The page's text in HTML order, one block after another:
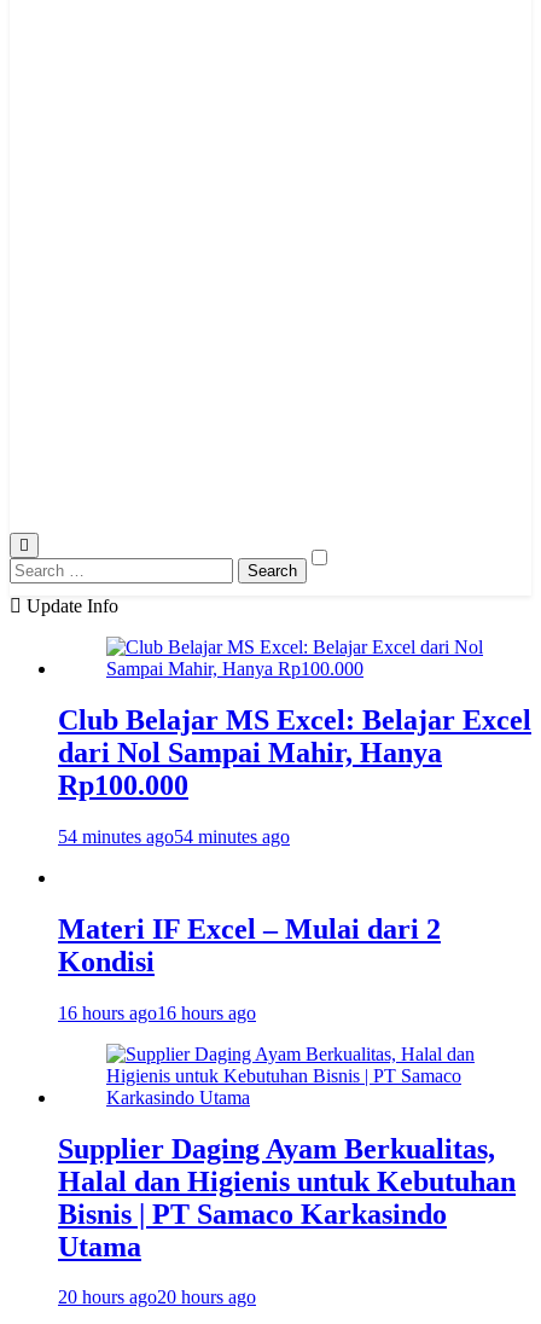
Search
for:
Update Info
Club Belajar MS Excel: Belajar Excel
dari Nol Sampai Mahir, Hanya
Rp100.000
54 minutes ago54 minutes ago
Materi IF Excel – Mulai dari 2
Kondisi
16 hours ago16 hours ago
Supplier Daging Ayam Berkualitas,
Halal dan Higienis untuk Kebutuhan
Bisnis | PT Samaco Karkasindo
Utama
20 hours ago20 hours ago